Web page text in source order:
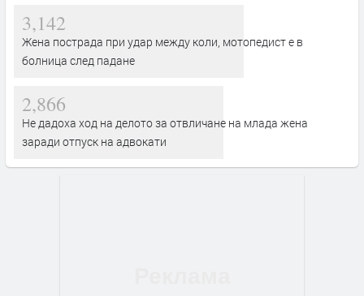
3,142
Жена пострада при удар между коли, мотопедист е в
болница след падане
2,866
Не дадоха ход на делото за отвличане на млада жена
заради отпуск на адвокати